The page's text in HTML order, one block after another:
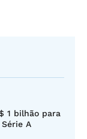
1 bilhão para
A